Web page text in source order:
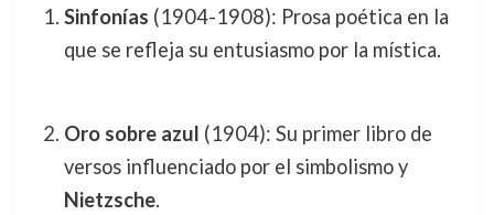
Sinfonías (1904-1908): Prosa poética en la
que se refleja su entusiasmo por la mística.
Oro sobre azul (1904): Su primer libro de
versos influenciado por el simbolismo y
Nietzsche.